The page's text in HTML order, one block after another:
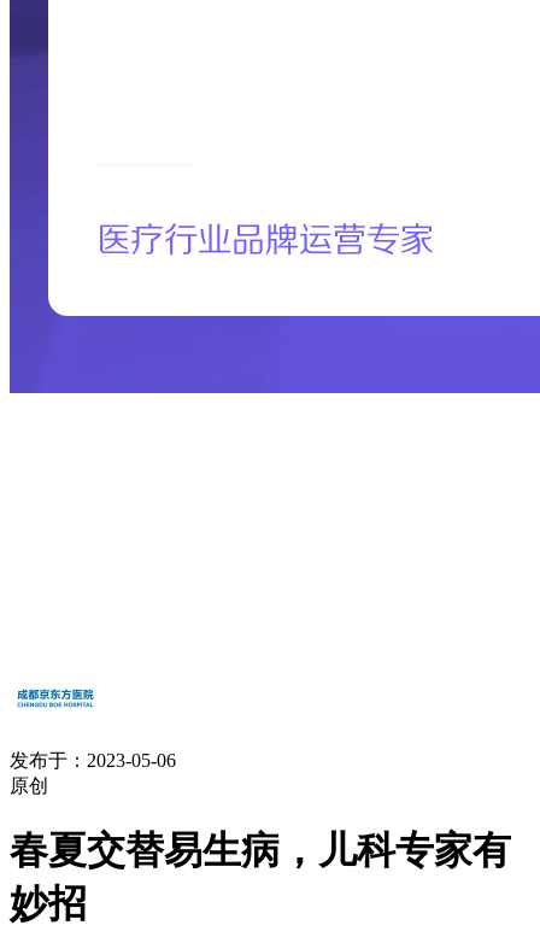
发布于：2023-05-06
原创
春夏交替易生病，儿科专家有
妙招